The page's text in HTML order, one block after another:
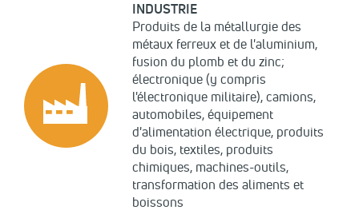
INDUSTRIE
Produits de la métallurgie des
métaux ferreux et de l'aluminium,
fusion du plomb et du zinc;
électronique (y compris
l'électronique militaire), camions,
automobiles, équipement
d'alimentation électrique, produits
du bois, textiles, produits
chimiques, machines-outils,
transformation des aliments et
boissons